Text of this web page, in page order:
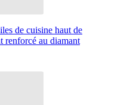
de cuisine haut de
renforcé au diamant